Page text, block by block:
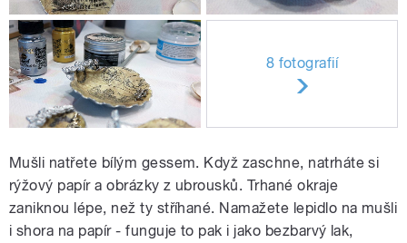
8 fotografií
Mušli natřete bílým gessem. Když zaschne, natrháte si
rýžový papír a obrázky z ubrousků. Trhané okraje
zaniknou lépe, než ty stříhané. Namažete lepidlo na mušli
i shora na papír - funguje to pak i jako bezbarvý lak,